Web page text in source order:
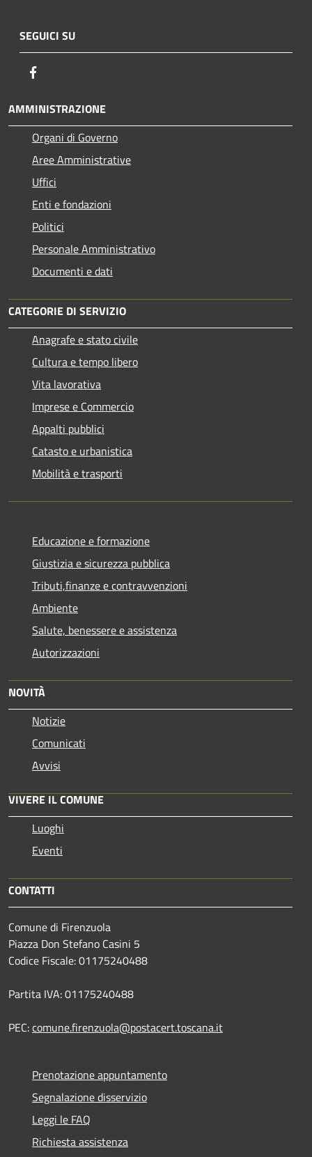
SEGUICI SU
AMMINISTRAZIONE
Organi di Governo
Aree Amministrative
Uffici
Enti e fondazioni
Politici
Personale Amministrativo
Documenti e dati
CATEGORIE DI SERVIZIO
Anagrafe e stato civile
Cultura e tempo libero
Vita lavorativa
Imprese e Commercio
Appalti pubblici
Catasto e urbanistica
Mobilità e trasporti
Educazione e formazione
Giustizia e sicurezza pubblica
Tributi,finanze e contravvenzioni
Ambiente
Salute, benessere e assistenza
Autorizzazioni
NOVITÀ
Notizie
Comunicati
Avvisi
VIVERE IL COMUNE
Luoghi
Eventi
CONTATTI
Comune di Firenzuola
Piazza Don Stefano Casini 5
Codice Fiscale: 01175240488
Partita IVA: 01175240488
PEC:comune.firenzuola@postacert.toscana.it
Prenotazione appuntamento
Segnalazione disservizio
Leggi le FAQ
Richiesta assistenza